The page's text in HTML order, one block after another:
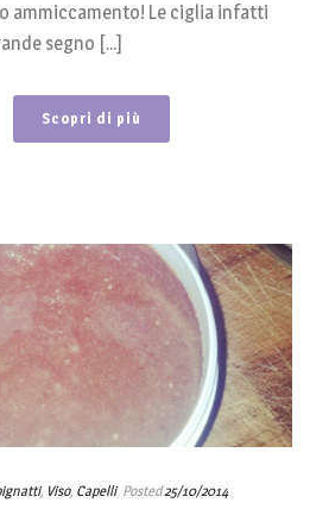
ammiccamento! Le ciglia infatti
segno [...]
Scopri di più
, Viso, Capelli Posted25/10/2014